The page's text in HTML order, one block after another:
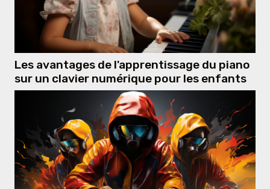
Les avantages de l'apprentissage du piano
sur un clavier numérique pour les enfants